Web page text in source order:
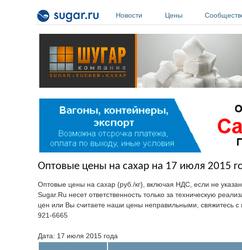
Новости
Цены
Оптовые цены на сахар на 17 июля 2015
Оптовые цены на сахар (руб./кг), включая НДС, если не
Sugar.Ru несет ответственность только за техническую
цен или Вы считаете наши цены неправильными, свяжитесь с
921-6665
Дата: 17 июля 2015 года